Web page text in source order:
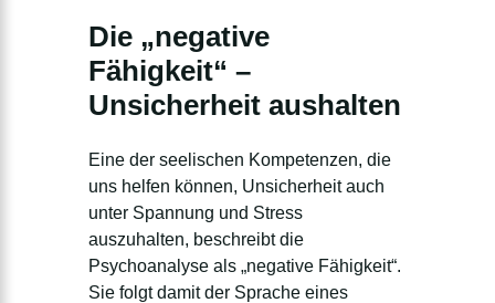
Die „negative
Fähigkeit“ –
Unsicherheit aushalten
Eine der seelischen Kompetenzen, die
uns helfen können, Unsicherheit auch
unter Spannung und Stress
auszuhalten, beschreibt die
Psychoanalyse als „negative Fähigkeit“.
Sie folgt damit der Sprache eines